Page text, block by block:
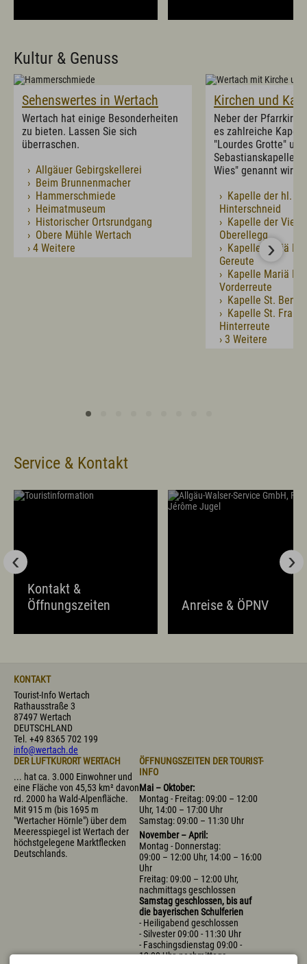
Kultur & Genuss
Sehenswertes in Wertach
Wertach hat einige Besonderheiten
zu bieten. Lassen Sie sich
überraschen.
› Allgäuer Gebirgskellerei
› Beim Brunnenmacher
› Hammerschmiede
› Heimatmuseum
› Historischer Ortsrundgang
› Obere Mühle Wertach
› 4 Weitere
Kirchen und
Neber der
es zahlreiche
"Lourdes Grotte"
Sebastianskapelle,
Wies" genannt wird.
› Kapelle der hl.
Hinterschneid
› Kapelle der
Oberellegg
› Kapelle Mariä
Gereute
› Kapelle Mariä
Vorderreute
› Kapelle St.
› Kapelle St. Franz
Hinterreute
› 3 Weitere
Service & Kontakt
Kontakt &
Öffnungszeiten
Anreise & ÖPNV
KONTAKT
Tourist-Info Wertach
Rathausstraße 3
87497 Wertach
DEUTSCHLAND
Tel. +49 8365 702 199
info@wertach.de
DER LUFTKURORT WERTACH
... hat ca. 3.000 Einwohner und
eine Fläche von 45,53 km² davon
rd. 2000 ha Wald-Alpenfläche.
Mit 915 m (bis 1695 m
"Wertacher Hörnle") über dem
Meeresspiegel ist Wertach der
höchstgelegene Marktflecken
Deutschlands.
ÖFFNUNGSZEITEN DER TOURIST-
INFO
Mai – Oktober:
Montag - Freitag: 09:00 – 12:00
Uhr, 14:00 – 17:00 Uhr
Samstag: 09:00 – 11:30 Uhr
November – April:
Montag - Donnerstag:
09:00 – 12:00 Uhr, 14:00 – 16:00
Uhr
Freitag: 09:00 – 12:00 Uhr,
nachmittags geschlossen
Samstag geschlossen, bis auf
die bayerischen Schulferien
- Heiligabend geschlossen
- Silvester 09:00 - 11:30 Uhr
- Faschingsdienstag 09:00 -
12:00 Uhr, nachmittags